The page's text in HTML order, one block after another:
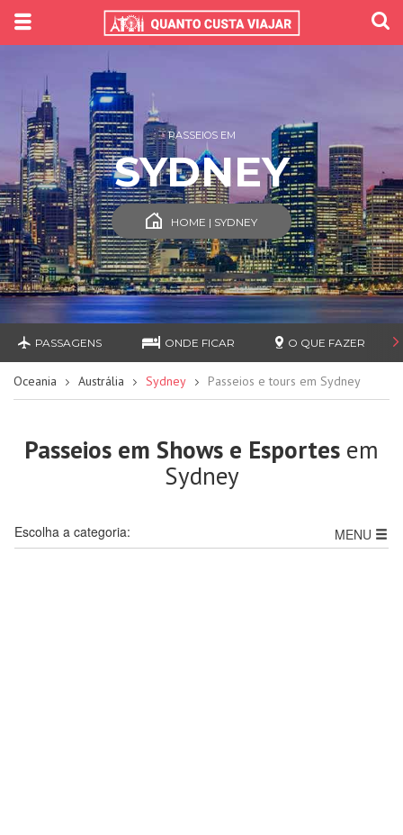
PASSEIOS EM
SYDNEY
HOME | SYDNEY
PASSAGENS ONDE FICAR O QUE FAZER
Oceania Austrália Sydney Passeios e tours em Sydney
Passeios em Shows e Esportes em
Sydney
MENU
Escolha a categoria: